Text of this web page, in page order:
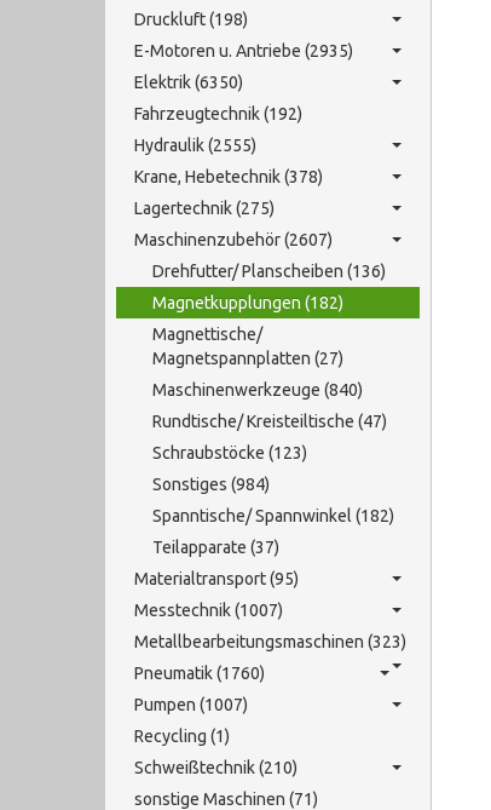
Druckluft (198)
E-Motoren u. Antriebe (2935)
Elektrik (6350)
Fahrzeugtechnik (192)
Hydraulik (2555)
Krane, Hebetechnik (378)
Lagertechnik (275)
Maschinenzubehör (2607)
Drehfutter/ Planscheiben (136)
Magnetkupplungen (182)
Magnettische/
Magnetspannplatten (27)
Maschinenwerkzeuge (840)
Rundtische/ Kreisteiltische (47)
Schraubstöcke (123)
Sonstiges (984)
Spanntische/ Spannwinkel (182)
Teilapparate (37)
Materialtransport (95)
Messtechnik (1007)
Metallbearbeitungsmaschinen (323)
Pneumatik (1760)
Pumpen (1007)
Recycling (1)
Schweißtechnik (210)
sonstige Maschinen (71)